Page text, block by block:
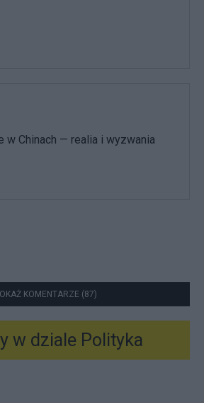
w Chinach — realia i wyzwania
KOMENTARZE (87)
w dziale Polityka